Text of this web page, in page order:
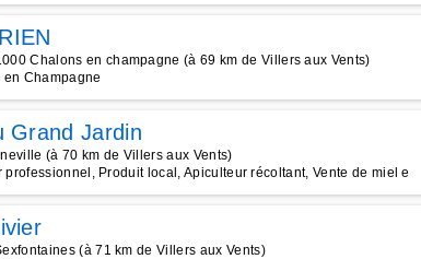
Chalons en champagne (à 69 km de Villers aux Vents)
Champagne
Grand Jardin
(à 70 km de Villers aux Vents)
professionnel, Produit local, Apiculteur récoltant, Vente de miel e
(à 71 km de Villers aux Vents)